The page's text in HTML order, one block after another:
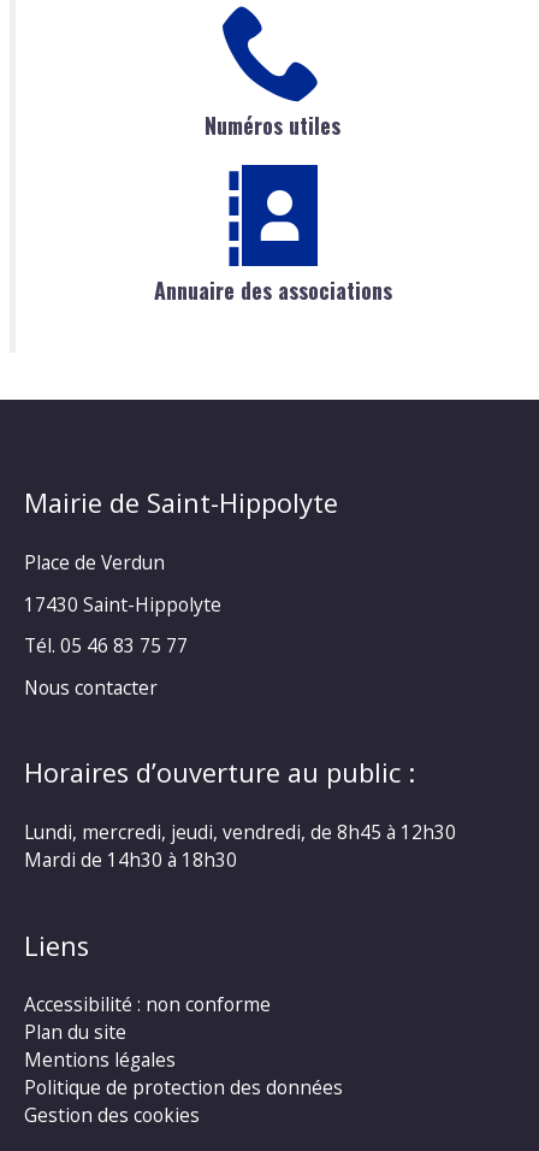
Numéros utiles
Annuaire des associations
Mairie de Saint-Hippolyte
Place de Verdun
17430 Saint-Hippolyte
Tél. 05 46 83 75 77
Nous contacter
Horaires d’ouverture au public :
Lundi, mercredi, jeudi, vendredi, de 8h45 à 12h30
Mardi de 14h30 à 18h30
Liens
Accessibilité : non conforme
Plan du site
Mentions légales
Politique de protection des données
Gestion des cookies